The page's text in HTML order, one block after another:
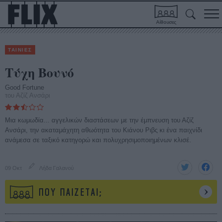
Αίθουσες
ΤΑΙΝΙΕΣ
Τύχη Βουνό
Good Fortune
του Αζίζ Ανσάρι
Μια κωμωδία... αγγελικών διαστάσεων με την έμπνευση του Αζίζ
Ανσάρι, την ακαταμάχητη αθωότητα του Κιάνου Ριβς κι ένα παιχνίδι
ανάμεσα σε ταξικό κατηγορώ και πολυχρησιμοποιημένων κλισέ.
09 Οκτ Λήδα Γαλανού
ΠΟΥ ΠΑΙΖΕΤΑΙ;